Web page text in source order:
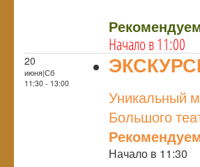
Начало в 11:00
20
июня|Сб
11:30 - 13:00
Уникальный
Большого
Начало в 11:30